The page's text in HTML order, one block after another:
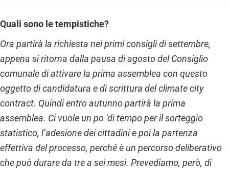
Quali sono le tempistiche?
Ora partirà la richiesta nei primi consigli di settembre,
appena si ritorna dalla pausa di agosto del Consiglio
comunale di attivare la prima assemblea con questo
oggetto di candidatura e di scrittura del climate city
contract. Quindi entro autunno partirà la prima
assemblea. Ci vuole un po ‘di tempo per il sorteggio
statistico, l’adesione dei cittadini e poi la partenza
effettiva del processo, perché è un percorso deliberativo
che può durare da tre a sei mesi. Prevediamo, però, di